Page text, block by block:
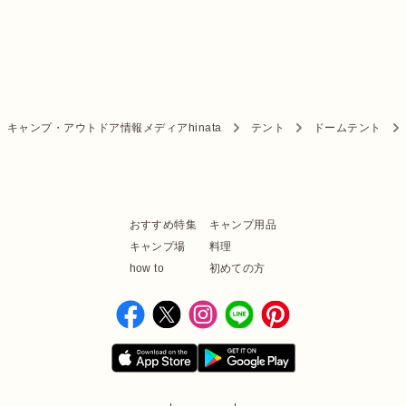
キャンプ・アウトドア情報メディアhinata テント ドームテント
おすすめ特集
キャンプ用品
キャンプ場
料理
how to
初めての方